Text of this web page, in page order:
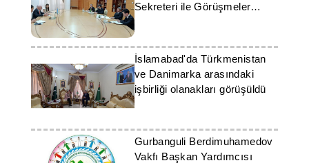
Sekreteri ile Görüşmeler
Gerçekleştirildi
İslamabad'da Türkmenistan
ve Danimarka arasındaki
işbirliği olanakları görüşüldü
Gurbanguli Berdimuhamedov
Vakfı Başkan Yardımcısı